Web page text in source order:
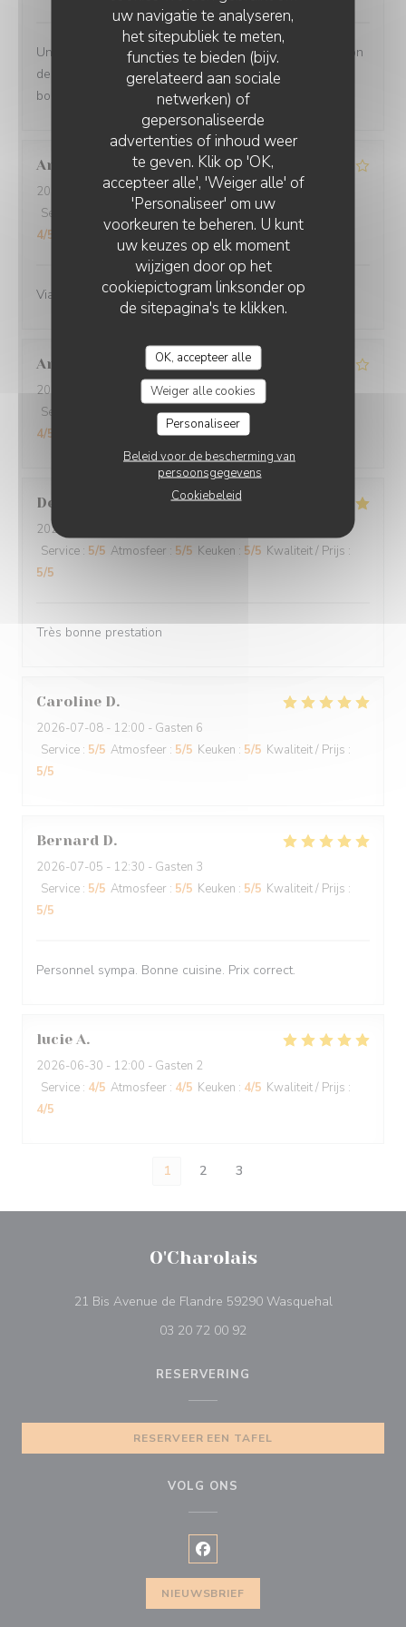
uw navigatie te analyseren,
het sitepubliek te meten,
functies te bieden (bijv.
gerelateerd aan sociale
netwerken) of
gepersonaliseerde
advertenties of inhoud weer
te geven. Klik op 'OK,
accepteer alle', 'Weiger alle' of
'Personaliseer' om uw
voorkeuren te beheren. U kunt
uw keuzes op elk moment
wijzigen door op het
cookiepictogram linksonder op
de sitepagina's te klikken.
OK, accepteer alle
Weiger alle cookies
Personaliseer
Beleid voor de bescherming van
persoonsgegevens
Cookiebeleid
Un moment très agréable en terrasse - Jolie présentation
des plats - portions copieuses - Service au top dans la
bonne humeur.
Anne-Marie G
2026-07-25 - 12:30 - Gasten 3
Service
Atmosfeer: 4/5 Keuken: 4 /5 Kwaliteit / Prijs
4/5
Viande excellente
Annie
2026-07-19
- 12:30 - Gasten 4
Service
Atmosfeer:5/5 Keuken:5
4/5
Denyse
2026-07-19
Service : 5/5 Atmosfeer : 5/5 Keuken : 5/5 Kwaliteit / Prijs :
5/5
Très bonne prestation
Caroline D
2026-07-08 - 12:00 - Gasten 6
Service : 5/5 Atmosfeer : 5/5 Keuken : 5/5 Kwaliteit / Prijs :
5/5
Bernard D
2026-07-05 - 12:30 - Gasten 3
Service : 5/5 Atmosfeer : 5/5 Keuken : 5/5 Kwaliteit / Prijs :
5/5
Personnel sympa. Bonne cuisine. Prix correct.
lucie A
2026-06-30 - 12:00 - Gasten 2
Service : 4/5 Atmosfeer : 4/5 Keuken : 4/5 Kwaliteit / Prijs :
4/5
1 2 3
O'Charolais
21 Bis Avenue de Flandre 59290 Wasquehal((opent in
03 20 72 00 92
RESERVERING
RESERVEER EEN TAFEL
VOLG ONS
Facebook ((opent in een nieuw
NIEUWSBRIEF
O'CHAROLAIS